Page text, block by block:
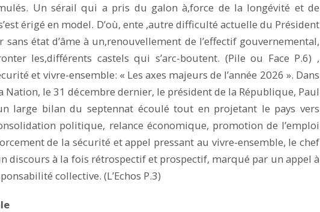
Un sérail qui a pris du galon à,force de la longévité et de
érigé en model. D’où, ente ,autre difficulté actuelle du Président
sans état d’âme à un,renouvellement de l’effectif gouvernemental,
les,différents castels qui s’arc-boutent. (Pile ou Face P.6) ,
et vivre-ensemble: « Les axes majeurs de l’année 2026 ». Dans
Nation, le 31 décembre dernier, le président de la République, Paul
large bilan du septennat écoulé tout en projetant le pays vers
politique, relance économique, promotion de l’emploi
de la sécurité et appel pressant au vivre-ensemble, le chef
discours à la fois rétrospectif et prospectif, marqué par un appel à
collective. (L’Echos P.3)